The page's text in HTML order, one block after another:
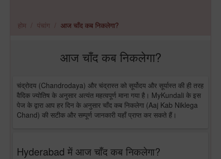
होम पंचांग आज चाँद कब निकलेगा?
आज चाँद कब निकलेगा?
चंद्रोदय (Chandrodaya) और चंद्रास्त को सूर्योदय और सूर्यास्त की ही तरह
वैदिक ज्योतिष के अनुसार अत्यंत महत्वपूर्ण माना गया है। MyKundali के इस
पेज के द्वारा आप हर दिन के अनुसार चाँद कब निकलेगा (Aaj Kab Niklega
Chand) की सटीक और सम्पूर्ण जानकारी यहाँ प्राप्त कर सकते हैं।
Hyderabad में आज चाँद कब निकलेगा?